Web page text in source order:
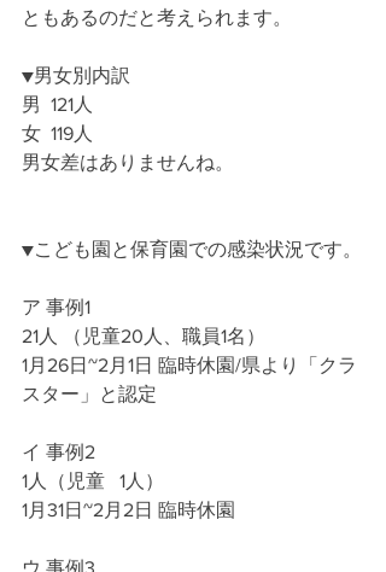
ともあるのだと考えられます。
▼男女別内訳
男  121人
女  119人
男女差はありませんね。
▼こども園と保育園での感染状況です。
ア 事例1
21人 （児童20人、職員1名）
1月26日~2月1日 臨時休園/県より「クラ
スター」と認定
イ 事例2
1人（児童   1人）
1月31日~2月2日 臨時休園
ウ 事例3